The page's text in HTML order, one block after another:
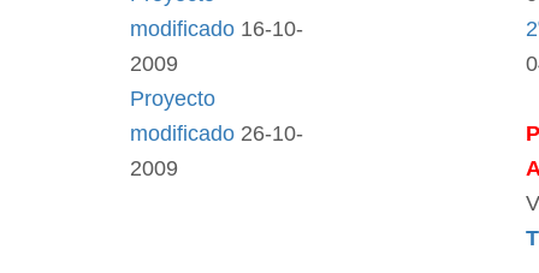
modificado 16-10-
2009
Proyecto
modificado 26-10-
2009
2